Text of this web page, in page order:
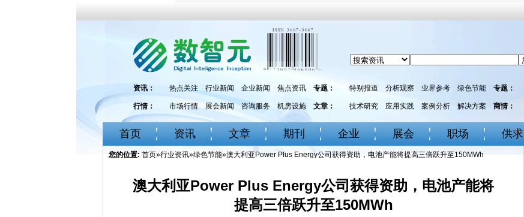
资讯： 热点关注 行业新闻 企业新闻 焦点资讯 专题： 特别报道 分析观察 业界参考 绿色节能 专题：
行情： 市场行情 展会新闻 咨询服务 机房设施 文章： 技术研究 应用实践 案例分析 解决方案 商情：
首页 资讯 文章 期刊 企业 展会 职场 供求
您的位置: 首页»行业资讯»绿色节能»澳大利亚Power Plus Energy公司获得资助，电池产能将提高三倍跃升至150MWh
澳大利亚Power Plus Energy公司获得资助，电池产能将
提高三倍跃升至150MWh